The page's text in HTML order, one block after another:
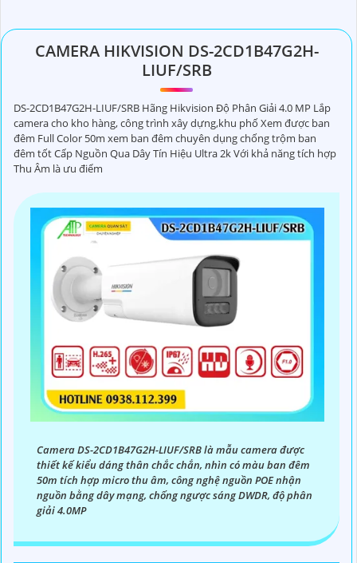
CAMERA HIKVISION DS-2CD1B47G2H-
LIUF/SRB
DS-2CD1B47G2H-LIUF/SRB Hãng Hikvision Độ Phân Giải 4.0 MP Lắp
camera cho kho hàng, công trình xây dựng,khu phố Xem được ban
đêm Full Color 50m xem ban đêm chuyên dụng chống trộm ban
đêm tốt Cấp Nguồn Qua Dây Tín Hiệu Ultra 2k Với khả năng tích hợp
Thu Âm là ưu điểm
Camera DS-2CD1B47G2H-LIUF/SRB là mẫu camera được
thiết kế kiểu dáng thân chắc chắn, nhìn có màu ban đêm
50m tích hợp micro thu âm, công nghệ nguồn POE nhận
nguồn bằng dây mạng, chống ngược sáng DWDR, độ phân
giải 4.0MP